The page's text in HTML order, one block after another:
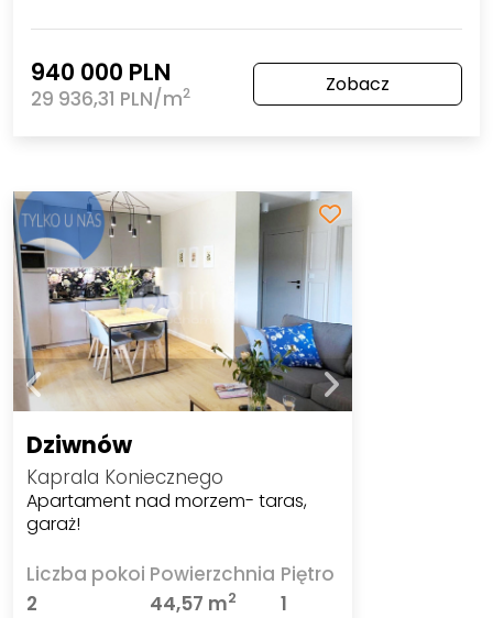
940 000 PLN
29 936,31 PLN/m2 Zobacz
Dziwnów
Kaprala Koniecznego
Apartament nad morzem- taras,
garaż!
Liczba pokoi
2
Powierzchnia
44,57 m2
Piętro
1